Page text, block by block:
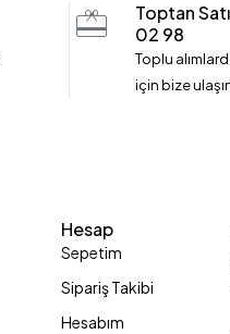
Toptan
02 98
Toplu
için bize
Hesap
Sepetim
Sipariş Takibi
Hesabım